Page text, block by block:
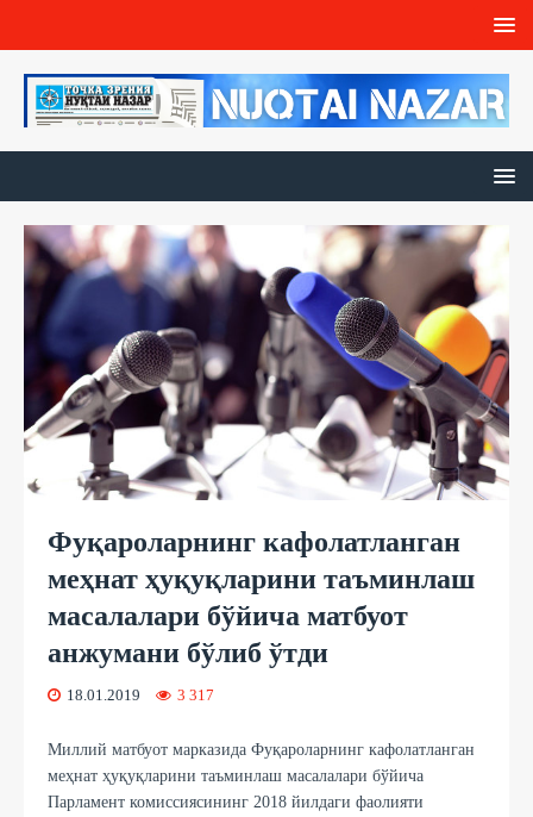
Фуқароларнинг кафолатланган
меҳнат ҳуқуқларини таъминлаш
масалалари бўйича матбуот
анжумани бўлиб ўтди
18.01.2019 3 317
Миллий матбуот марказида Фуқароларнинг кафолатланган
меҳнат ҳуқуқларини таъминлаш масалалари бўйича
Парламент комиссиясининг 2018 йилдаги фаолияти